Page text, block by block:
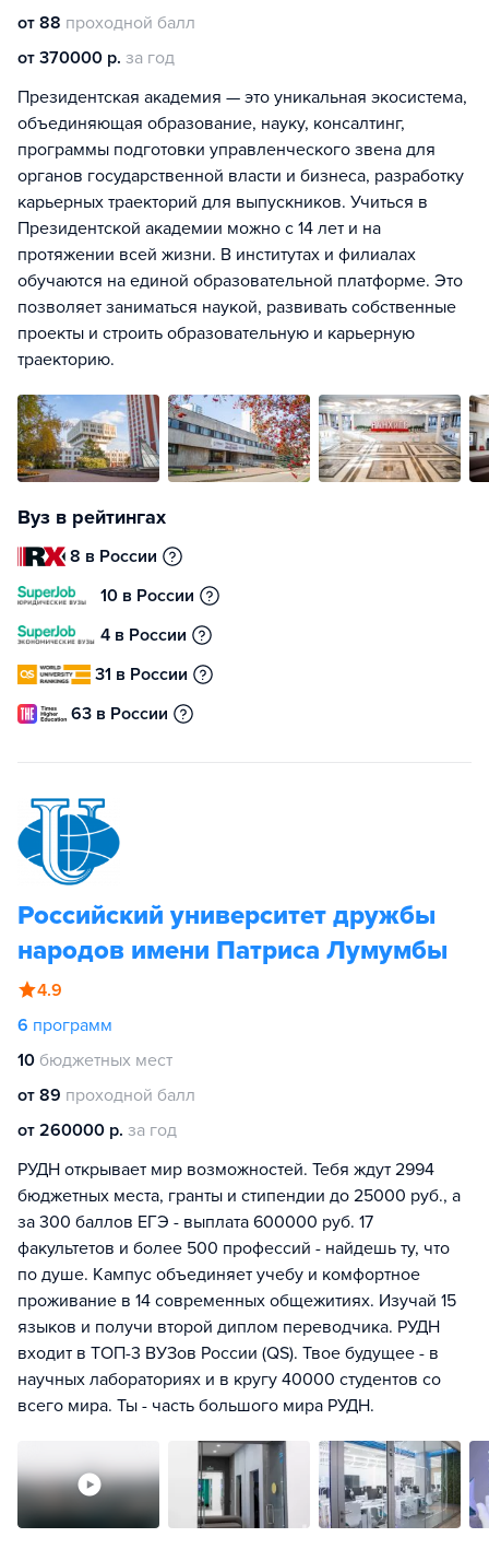
от 88 проходной балл
от 370000 р. за год
Президентская академия — это уникальная экосистема,
объединяющая образование, науку, консалтинг,
программы подготовки управленческого звена для
органов государственной власти и бизнеса, разработку
карьерных траекторий для выпускников. Учиться в
Президентской академии можно с 14 лет и на
протяжении всей жизни. В институтах и филиалах
обучаются на единой образовательной платформе. Это
позволяет заниматься наукой, развивать собственные
проекты и строить образовательную и карьерную
траекторию.
Вуз в рейтингах
8 в России
10 в России
4 в России
31 в России
63 в России
Российский университет дружбы
народов имени Патриса Лумумбы
4.9
6 программ
10 бюджетных мест
от 89 проходной балл
от 260000 р. за год
РУДН открывает мир возможностей. Тебя ждут 2994
бюджетных места, гранты и стипендии до 25000 руб., а
за 300 баллов ЕГЭ - выплата 600000 руб. 17
факультетов и более 500 профессий - найдешь ту, что
по душе. Кампус объединяет учебу и комфортное
проживание в 14 современных общежитиях. Изучай 15
языков и получи второй диплом переводчика. РУДН
входит в ТОП-3 ВУЗов России (QS). Твое будущее - в
научных лабораториях и в кругу 40000 студентов со
всего мира. Ты - часть большого мира РУДН.